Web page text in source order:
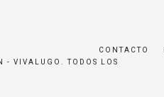
CONTACTO
VIVALUGO. TODOS LOS